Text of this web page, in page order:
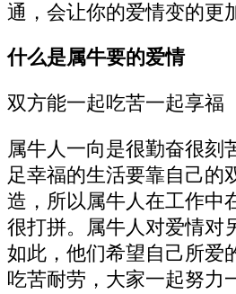
通，会让你的爱情变的更
什么是属牛要的爱情
双方能一起吃苦一起享福
属牛人一向是很勤奋很刻
足幸福的生活要靠自己的
造，所以属牛人在工作中
很打拼。属牛人对爱情对
如此，他们希望自己所爱
吃苦耐劳，大家一起努力